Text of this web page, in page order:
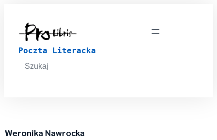
Poczta Literacka
Search
for:
Weronika Nawrocka